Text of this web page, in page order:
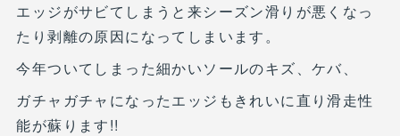
エッジがサビてしまうと来シーズン滑りが悪くなっ
たり剥離の原因になってしまいます。
今年ついてしまった細かいソールのキズ、ケバ、
ガチャガチャになったエッジもきれいに直り滑走性
能が蘇ります!!